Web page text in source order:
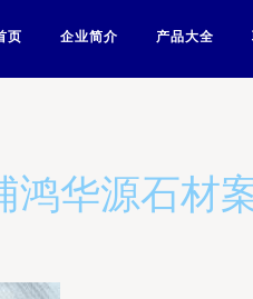
页 企业简介 产品大全
鸿华源石材